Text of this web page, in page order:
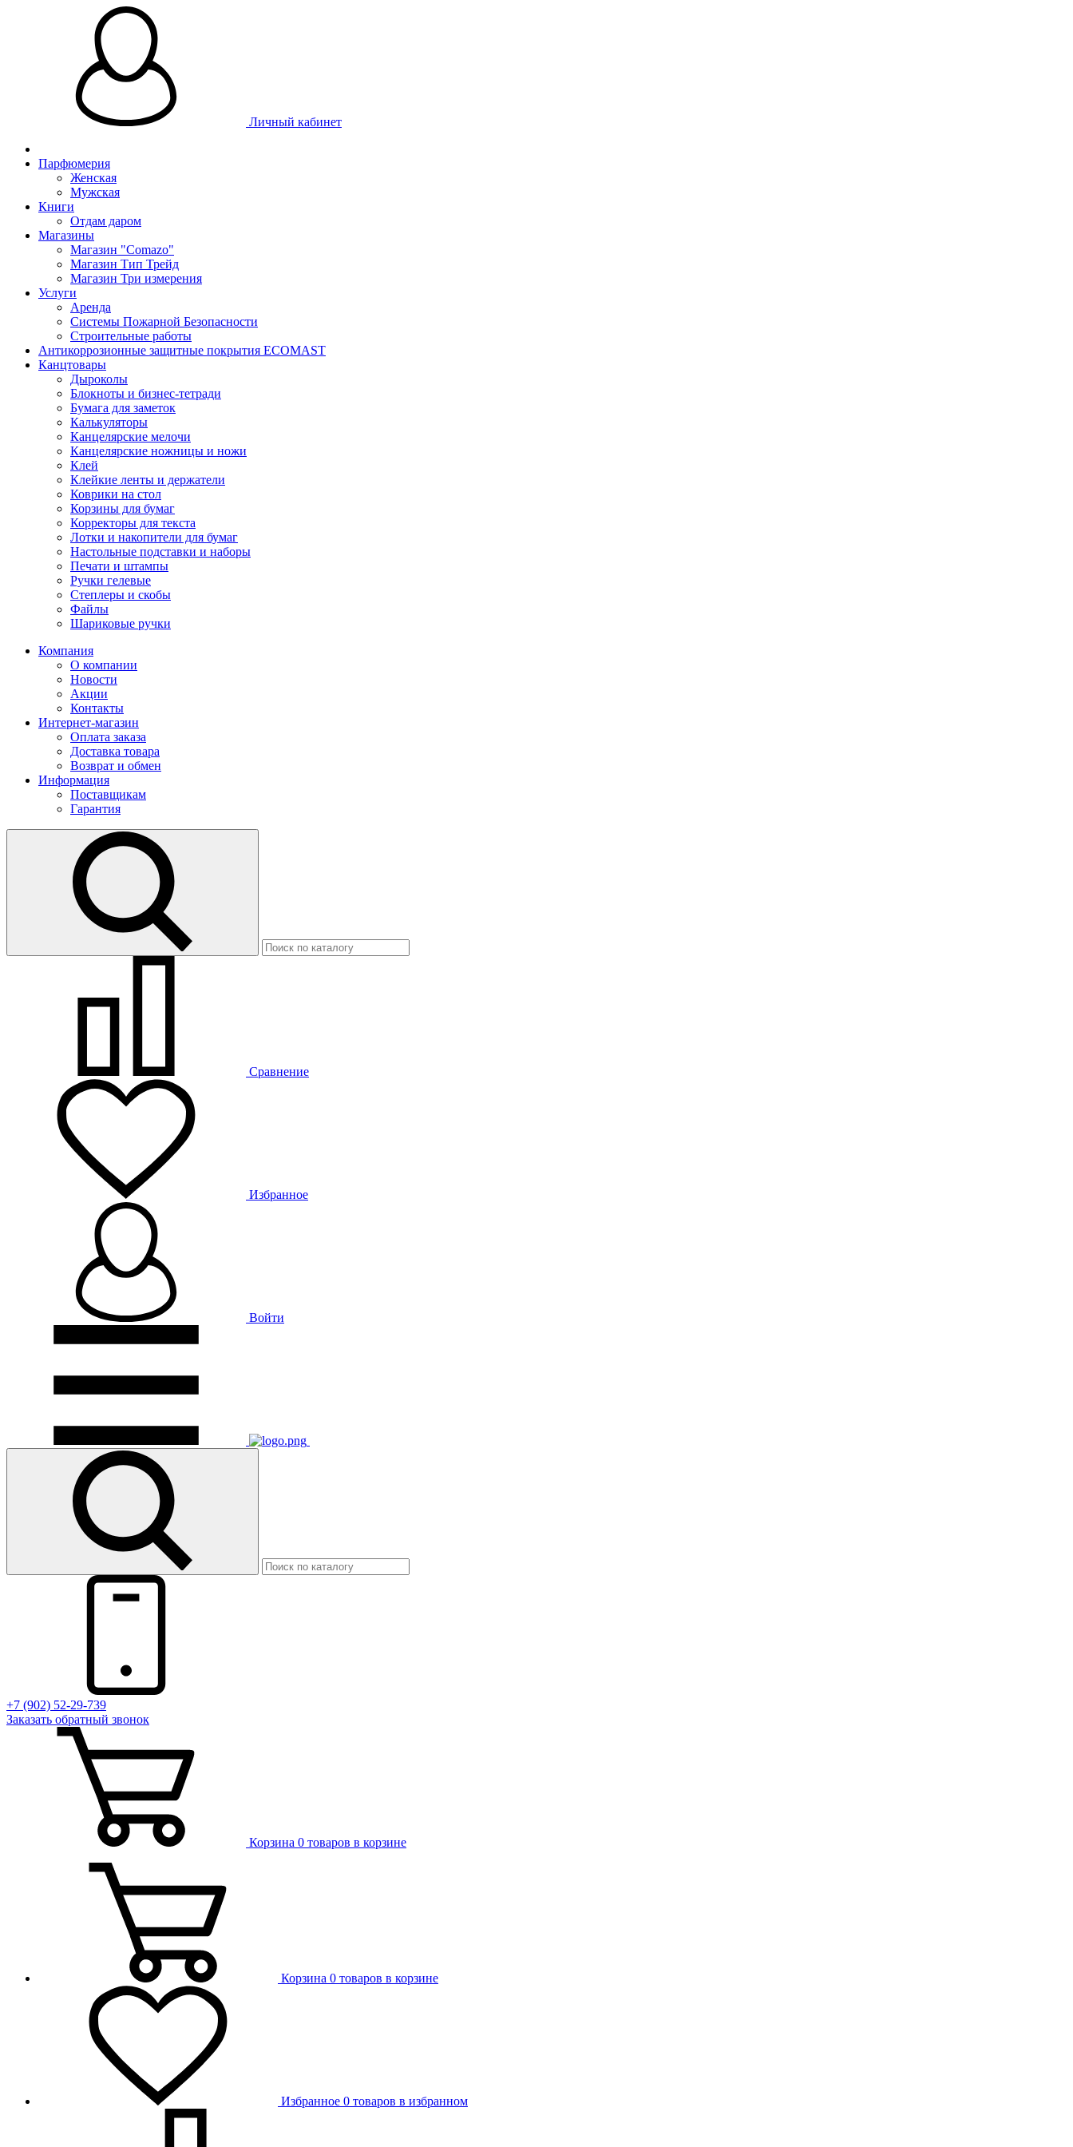
Личный кабинет
Парфюмерия
Женская
Мужская
Книги
Отдам даром
Магазины
Магазин "Comazo"
Магазин Тип Трейд
Магазин Три измерения
Услуги
Аренда
Системы Пожарной Безопасности
Строительные работы
Антикоррозионные защитные покрытия ECOMAST
Канцтовары
Дыроколы
Блокноты и бизнес-тетради
Бумага для заметок
Калькуляторы
Канцелярские мелочи
Канцелярские ножницы и ножи
Клей
Клейкие ленты и держатели
Коврики на стол
Корзины для бумаг
Корректоры для текста
Лотки и накопители для бумаг
Настольные подставки и наборы
Печати и штампы
Ручки гелевые
Степлеры и скобы
Файлы
Шариковые ручки
Компания
О компании
Новости
Акции
Контакты
Интернет-магазин
Оплата заказа
Доставка товара
Возврат и обмен
Информация
Поставщикам
Гарантия
Сравнение
Избранное
Войти
+7 (902) 52-29-739
Заказать обратный звонок
Корзина 0 товаров в корзине
Корзина 0 товаров в корзине
Избранное 0 товаров в избранном